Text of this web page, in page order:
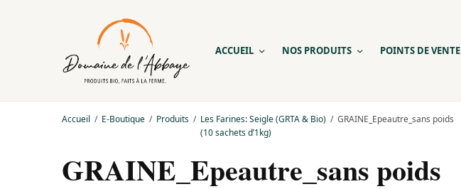
ACCUEIL NOS PRODUITS POINTS DE VENTE
Accueil E-Boutique Produits
Les Farines: Seigle (GRTA & Bio)
(10 sachets d’1kg)
GRAINE_Epeautre_sans poids
GRAINE_Epeautre_sans poids